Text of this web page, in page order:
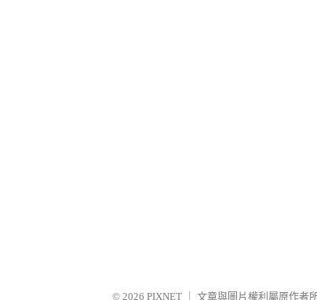
© 2026 PIXNET 文章與圖片權利屬原作者